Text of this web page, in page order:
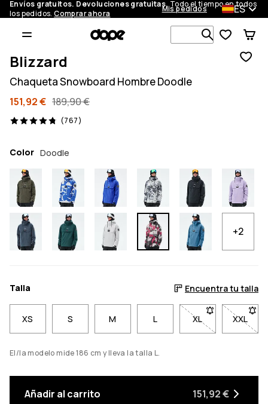
Envíos gratuitos. Devoluciones gratuitas.Todo el tiempo en todos
los pedidos.Comprar ahora Mis pedidos ES
Busca en
Blizzard
Chaqueta Snowboard Hombre Doodle
151,92 € 189,90 €
(767)
767 opiniones, 4.8/5
Color Doodle
+2
Talla Encuentra tu talla
XS S M L XL- Talla XL no
XXL- Talla
El/la modelo mide 186 cm y lleva la talla L.
Añadir al carrito 151,92 €